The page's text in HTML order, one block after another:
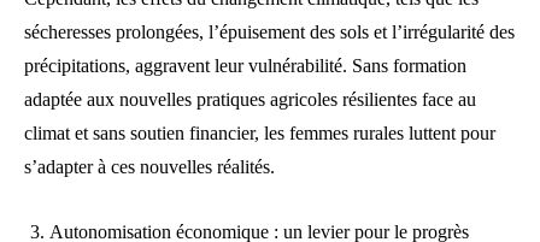
sécheresses prolongées, l’épuisement des sols et l’irrégularité des
précipitations, aggravent leur vulnérabilité. Sans formation
adaptée aux nouvelles pratiques agricoles résilientes face au
climat et sans soutien financier, les femmes rurales luttent pour
s’adapter à ces nouvelles réalités.
Autonomisation économique : un levier pour le progrès